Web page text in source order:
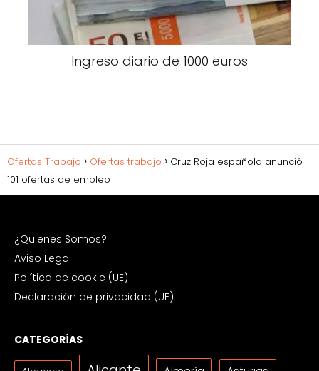
Ingreso diario de 1000 euros
Ofertas Trabajo Ofertas trabajo
Cruz Roja española anunció
101 ofertas de empleo
¿Quienes Somos?
Aviso Legal
Política de cookie (UE)
Declaración de privacidad (UE)
CATEGORÍAS